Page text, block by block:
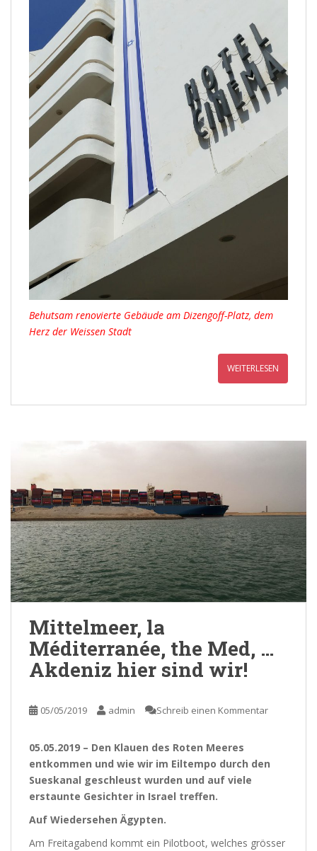
Behutsam renovierte Gebäude am Dizengoff-Platz, dem
Herz der Weissen Stadt
WEITERLESEN
Mittelmeer, la
Méditerranée, the Med, …
Akdeniz hier sind wir!
05/05/2019 admin Schreib einen Kommentar
05.05.2019 – Den Klauen des Roten Meeres
entkommen und wie wir im Eiltempo durch den
Sueskanal geschleust wurden und auf viele
erstaunte Gesichter in Israel treffen.
Auf Wiedersehen Ägypten.
Am Freitagabend kommt ein Pilotboot, welches grösser